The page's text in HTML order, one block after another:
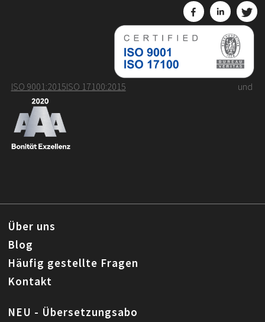
ISO 9001:2015 und
ISO 17100:2015
Über uns
Blog
Häufig gestellte Fragen
Kontakt
NEU - Übersetzungsabo